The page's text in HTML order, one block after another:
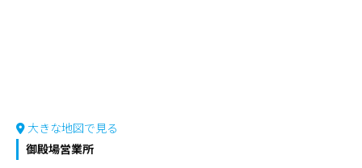
大きな地図で見る
御殿場営業所